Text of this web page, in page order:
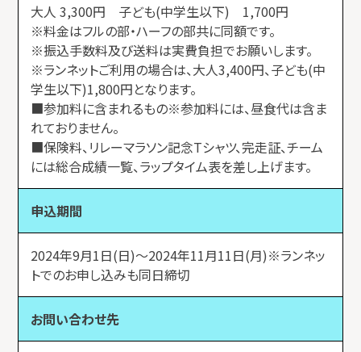
大人 3,300円 子ども(中学生以下) 1,700円
※料金はフルの部・ハーフの部共に同額です。
※振込手数料及び送料は実費負担でお願いします。
※ランネットご利用の場合は、大人3,400円、子ども(中
学生以下)1,800円となります。
■参加料に含まれるもの※参加料には、昼食代は含ま
れておりません。
■保険料、リレーマラソン記念Tシャツ、完走証、チーム
には総合成績一覧、ラップタイム表を差し上げます。
申込期間
2024年9月1日(日)～2024年11月11日(月)※ランネッ
トでのお申し込みも同日締切
お問い合わせ先